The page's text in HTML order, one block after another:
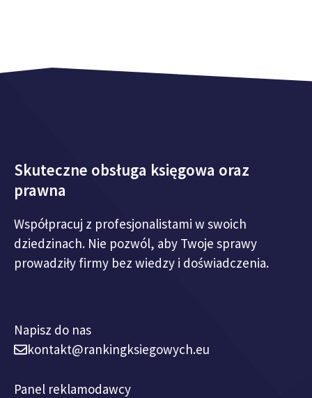
Skuteczne obsługa księgowa oraz
prawna
Współpracuj z profesjonalistami w swoich
dziedzinach. Nie pozwól, aby Twoje sprawy
prowadziły firmy bez wiedzy i doświadczenia.
Napisz do nas
kontakt@rankingksiegowych.eu
Panel reklamodawcy